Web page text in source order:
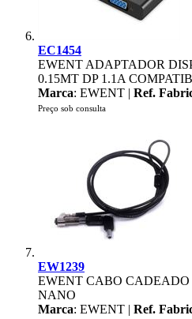
EC1454
EWENT ADAPTADOR
0.15MT DP 1.1A
Marca: EWENT | Ref.
Preço sob consulta
EW1239
EWENT CABO CADEADO
NANO
Marca: EWENT | Ref.